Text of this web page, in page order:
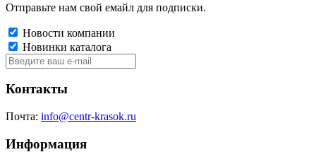
Отправьте нам свой емайл для подписки.
Новости компании
Новинки каталога
Контакты
Почта: info@centr-krasok.ru
Информация